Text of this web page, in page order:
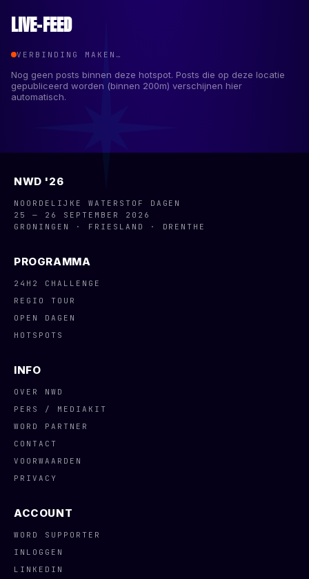
LIVE-FEED
VERBINDING MAKEN…
Nog geen posts binnen deze hotspot. Posts die op deze locatie
gepubliceerd worden (binnen 200m) verschijnen hier
automatisch.
NWD '26
NOORDELIJKE WATERSTOF DAGEN
25 — 26 SEPTEMBER 2026
GRONINGEN · FRIESLAND · DRENTHE
PROGRAMMA
24H2 CHALLENGE
REGIO TOUR
OPEN DAGEN
HOTSPOTS
INFO
OVER NWD
PERS / MEDIAKIT
WORD PARTNER
CONTACT
VOORWAARDEN
PRIVACY
ACCOUNT
WORD SUPPORTER
INLOGGEN
LINKEDIN